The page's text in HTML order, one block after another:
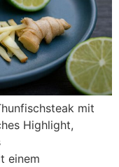
mit
Highlight,
einem